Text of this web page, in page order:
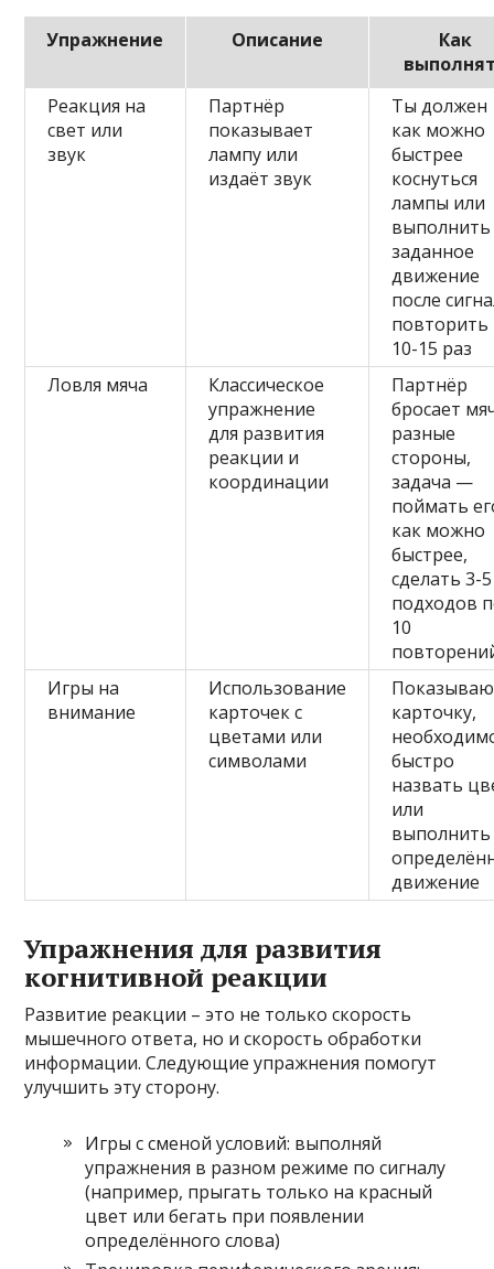
Упражнение Описание
Как
Реакция на
свет или
звук
Партнёр
показывает
лампу или
издаёт звук
Ты должен
как можно
быстрее
коснуться
лампы или
выполнить
заданное
движение
после
повторить
10-15 раз
Ловля мяча
Классическое
упражнение
для развития
реакции и
координации
Партнёр
бросает
разные
стороны,
задача —
поймать
как можно
быстрее,
сделать 3-5
подходов
10
Игры на
внимание
Использование
карточек с
цветами или
символами
карточку,
быстро
назвать
или
выполнить
движение
Упражнения для развития
когнитивной реакции
Развитие реакции – это не только скорость
мышечного ответа, но и скорость обработки
информации. Следующие упражнения помогут
улучшить эту сторону.
Игры с сменой условий: выполняй
упражнения в разном режиме по сигналу
(например, прыгать только на красный
цвет или бегать при появлении
определённого слова)